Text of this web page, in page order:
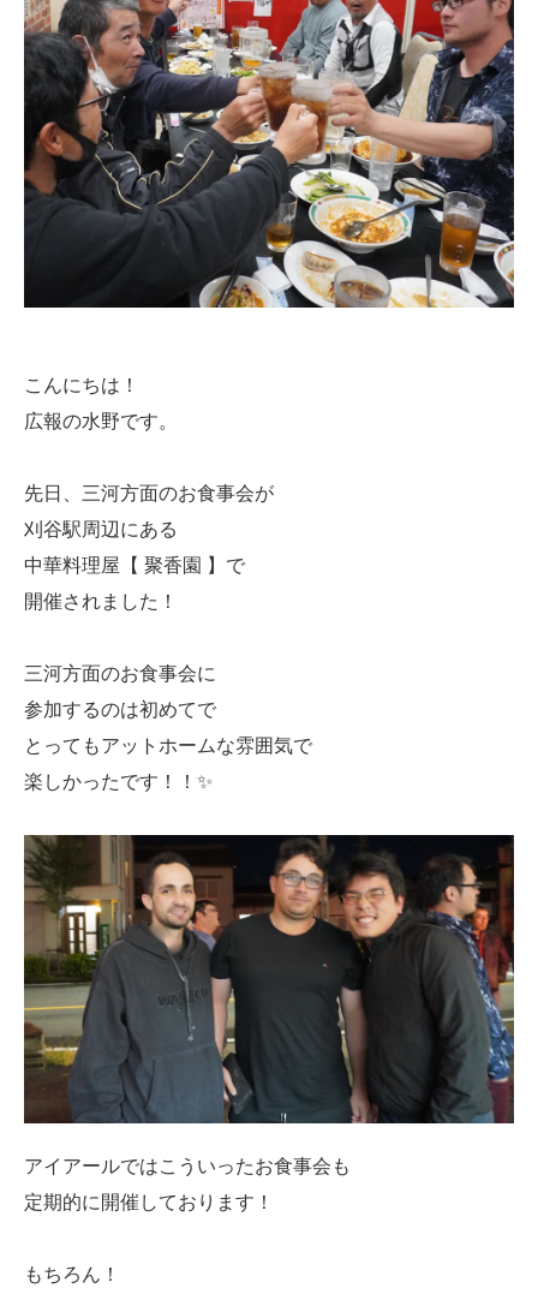
こんにちは！
広報の水野です。
先日、三河方面のお食事会が
刈谷駅周辺にある
中華料理屋【 聚香園 】で
開催されました！
三河方面のお食事会に
参加するのは初めてで
とってもアットホームな雰囲気で
楽しかったです！！✨
アイアールではこういったお食事会も
定期的に開催しております！
もちろん！